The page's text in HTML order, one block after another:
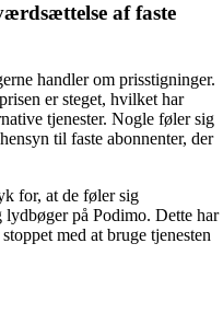
af faste
handler om prisstigninger.
er steget, hvilket har
tjenester. Nogle føler sig
til faste abonnenter, der
for, at de føler sig
lydbøger på Podimo. Dette har
med at bruge tjenesten